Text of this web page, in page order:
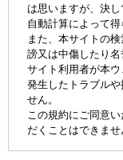
は思いますが、決
自動計算によって得
また、本サイトの
謗又は中傷したり名
サイト利用者が本
発生したトラブル
せん。
この規約にご同意
だくことはできませ